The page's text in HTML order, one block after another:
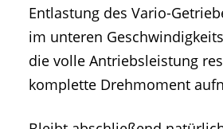
Entlastung des Vario-
im unteren
die volle Antriebsleistung
komplette Drehmoment